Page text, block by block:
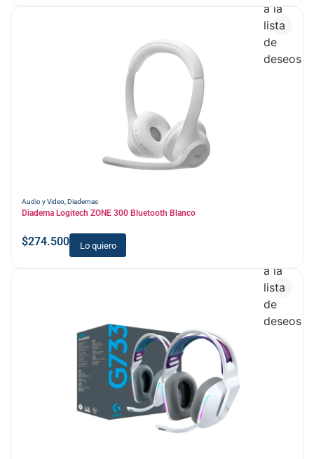
Audio y Video, Diademas
Diadema Logitech ZONE 300 Bluetooth Blanco
$274.500 Lo quiero
a la
lista
de
deseos
a la
lista
de
deseos